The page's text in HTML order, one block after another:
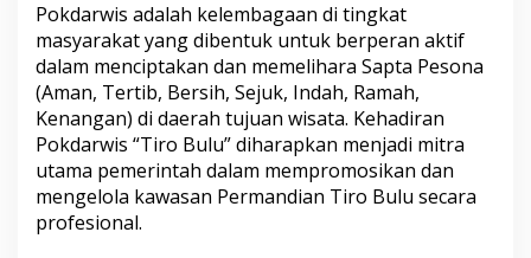
u
h
k
a
n
,
K
a
d
i
Pokdarwis adalah kelembagaan di tingkat
masyarakat yang dibentuk untuk berperan aktif
dalam menciptakan dan memelihara Sapta Pesona
(Aman, Tertib, Bersih, Sejuk, Indah, Ramah,
Kenangan) di daerah tujuan wisata. Kehadiran
Pokdarwis “Tiro Bulu” diharapkan menjadi mitra
utama pemerintah dalam mempromosikan dan
mengelola kawasan Permandian Tiro Bulu secara
profesional.